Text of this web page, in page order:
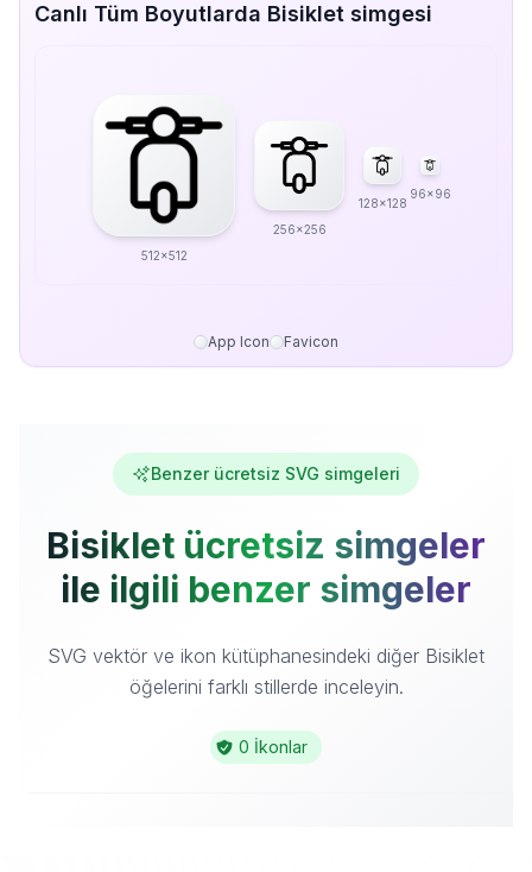
Canlı Tüm Boyutlarda Bisiklet simgesi
512x512
256x256
128x128
96x96
App Icon Favicon
Benzer ücretsiz SVG simgeleri
Bisiklet ücretsiz simgeler
ile ilgili benzer simgeler
SVG vektör ve ikon kütüphanesindeki diğer Bisiklet
öğelerini farklı stillerde inceleyin.
0 İkonlar